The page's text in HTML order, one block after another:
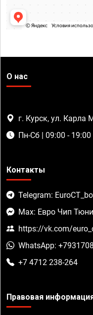
О нас
г. Курск, ул. Карла
Пн-Сб | 09:00 - 19:00
Контакты
Telegram:
Max: Евро Чип
https://vk.com/
WhatsApp:
+7 4712 238-264
Правовая